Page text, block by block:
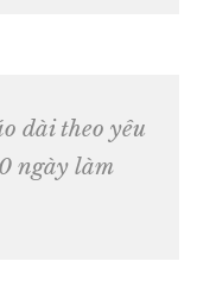
dài theo yêu
ngày làm